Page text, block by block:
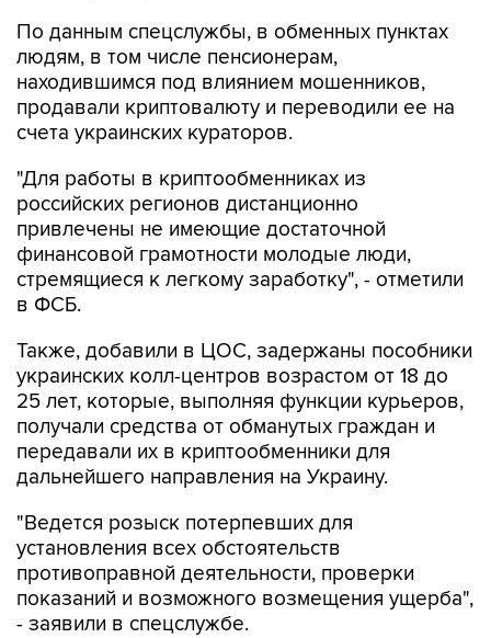
По данным спецслужбы, в обменных пунктах
людям, в том числе пенсионерам,
находившимся под влиянием мошенников,
продавали криптовалюту и переводили ее на
счета украинских кураторов.
"Для работы в криптообменниках из
российских регионов дистанционно
привлечены не имеющие достаточной
финансовой грамотности молодые люди,
стремящиеся к легкому заработку", - отметили
в ФСБ.
Также, добавили в ЦОС, задержаны пособники
украинских колл-центров возрастом от 18 до
25 лет, которые, выполняя функции курьеров,
получали средства от обманутых граждан и
передавали их в криптообменники для
дальнейшего направления на Украину.
"Ведется розыск потерпевших для
установления всех обстоятельств
противоправной деятельности, проверки
показаний и возможного возмещения ущерба",
- заявили в спецслужбе.